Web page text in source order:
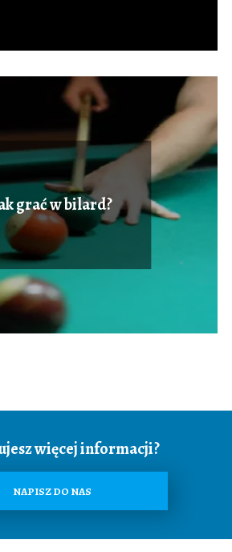
grać w bilard?
więcej informacji?
NAPISZ DO NAS